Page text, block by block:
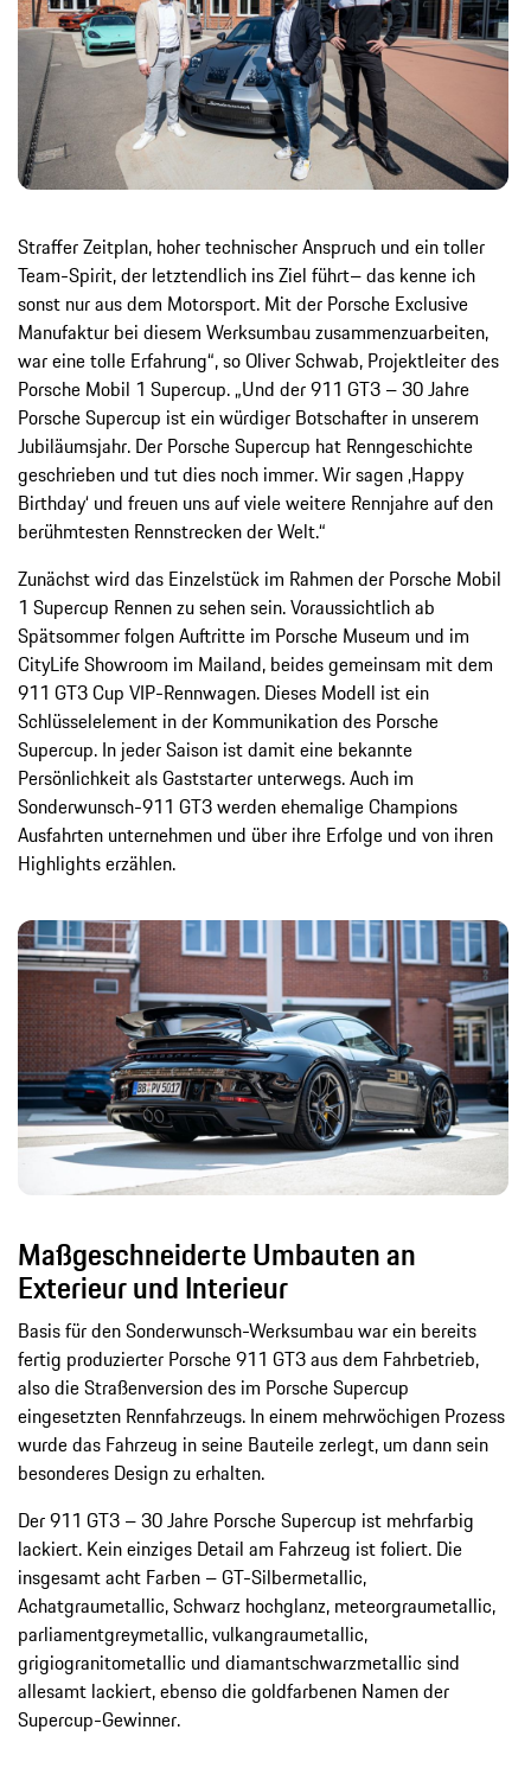
Straffer Zeitplan, hoher technischer Anspruch und ein toller
Team-Spirit, der letztendlich ins Ziel führt– das kenne ich
sonst nur aus dem Motorsport. Mit der Porsche Exclusive
Manufaktur bei diesem Werksumbau zusammenzuarbeiten,
war eine tolle Erfahrung“, so Oliver Schwab, Projektleiter des
Porsche Mobil 1 Supercup. „Und der 911 GT3 – 30 Jahre
Porsche Supercup ist ein würdiger Botschafter in unserem
Jubiläumsjahr. Der Porsche Supercup hat Renngeschichte
geschrieben und tut dies noch immer. Wir sagen ‚Happy
Birthday‘ und freuen uns auf viele weitere Rennjahre auf den
berühmtesten Rennstrecken der Welt.“
Zunächst wird das Einzelstück im Rahmen der Porsche Mobil
1 Supercup Rennen zu sehen sein. Voraussichtlich ab
Spätsommer folgen Auftritte im Porsche Museum und im
CityLife Showroom im Mailand, beides gemeinsam mit dem
911 GT3 Cup VIP-Rennwagen. Dieses Modell ist ein
Schlüsselelement in der Kommunikation des Porsche
Supercup. In jeder Saison ist damit eine bekannte
Persönlichkeit als Gaststarter unterwegs. Auch im
Sonderwunsch-911 GT3 werden ehemalige Champions
Ausfahrten unternehmen und über ihre Erfolge und von ihren
Highlights erzählen.
Maßgeschneiderte Umbauten an
Exterieur und Interieur
Basis für den Sonderwunsch-Werksumbau war ein bereits
fertig produzierter Porsche 911 GT3 aus dem Fahrbetrieb,
also die Straßenversion des im Porsche Supercup
eingesetzten Rennfahrzeugs. In einem mehrwöchigen Prozess
wurde das Fahrzeug in seine Bauteile zerlegt, um dann sein
besonderes Design zu erhalten.
Der 911 GT3 – 30 Jahre Porsche Supercup ist mehrfarbig
lackiert. Kein einziges Detail am Fahrzeug ist foliert. Die
insgesamt acht Farben – GT-Silbermetallic,
Achatgraumetallic, Schwarz hochglanz, meteorgraumetallic,
parliamentgreymetallic, vulkangraumetallic,
grigiogranitometallic und diamantschwarzmetallic sind
allesamt lackiert, ebenso die goldfarbenen Namen der
Supercup-Gewinner.